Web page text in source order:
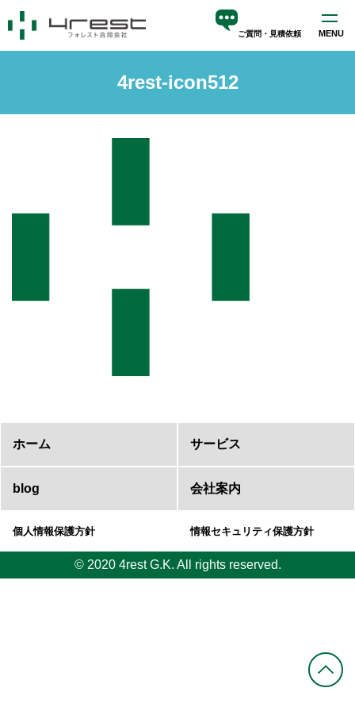
ご質問・見積依頼 MENU
4rest-icon512
ホーム サービス
blog 会社案内
個人情報保護方針 情報セキュリティ保護方針
© 2020 4rest G.K. All rights reserved.